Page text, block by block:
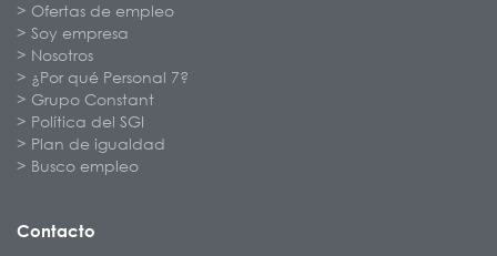
Ofertas de empleo
Soy empresa
Nosotros
¿Por qué Personal 7?
Grupo Constant
Política del SGI
Plan de igualdad
Busco empleo
Contacto